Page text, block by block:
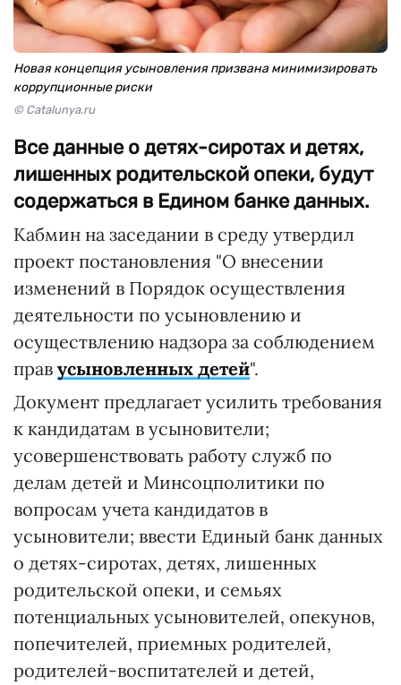
Новая концепция усыновления призвана минимизировать
коррупционные риски
© Catalunya.ru
Все данные о детях-сиротах и детях,
лишенных родительской опеки, будут
содержаться в Едином банке данных.
Кабмин на заседании в среду утвердил
проект постановления "О внесении
изменений в Порядок осуществления
деятельности по усыновлению и
осуществлению надзора за соблюдением
прав усыновленных детей".
Документ предлагает усилить требования
к кандидатам в усыновители;
усовершенствовать работу служб по
делам детей и Минсоцполитики по
вопросам учета кандидатов в
усыновители; ввести Единый банк данных
о детях-сиротах, детях, лишенных
родительской опеки, и семьях
потенциальных усыновителей, опекунов,
попечителей, приемных родителей,
родителей-воспитателей и детей,